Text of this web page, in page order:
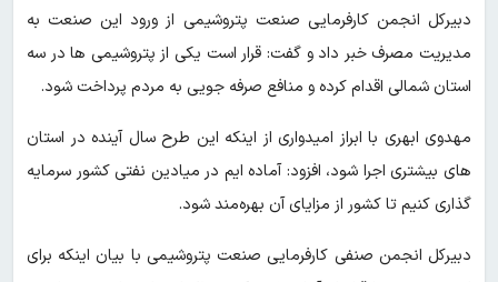
دبیرکل انجمن کارفرمایی صنعت پتروشیمی از ورود این صنعت به
مدیریت مصرف خبر داد و گفت: قرار است یکی از پتروشیمی ها در سه
استان شمالی اقدام کرده و منافع صرفه جویی به مردم پرداخت شود.
مهدوی ابهری با ابراز امیدواری از اینکه این طرح سال آینده در استان
های بیشتری اجرا شود، افزود: آماده ایم در میادین نفتی کشور سرمایه
گذاری کنیم تا کشور از مزایای آن بهره‌مند شود.
دبیرکل انجمن صنفی کارفرمایی صنعت پتروشیمی با بیان اینکه برای